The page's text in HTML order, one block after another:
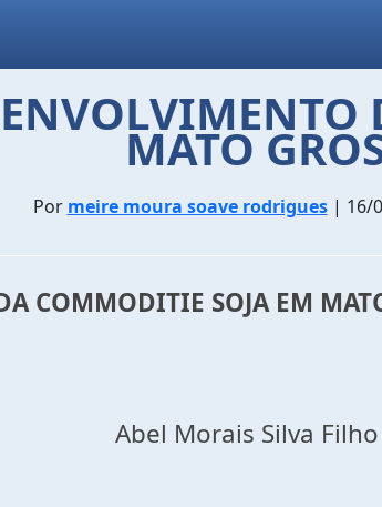
MATO
Por meire moura soave rodrigues| 16/
COMMODITIE SOJA EM
Silva